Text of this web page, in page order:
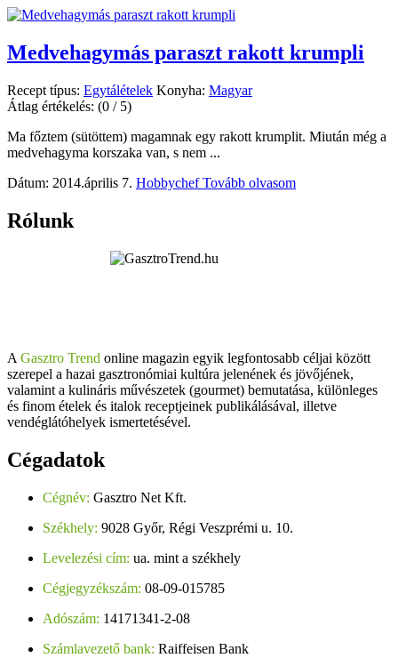
Medvehagymás paraszt rakott krumpli
Recept típus: Egytálételek Konyha: Magyar
Átlag értékelés: (0 / 5)
Ma főztem (sütöttem) magamnak egy rakott krumplit. Miután még a
medvehagyma korszaka van, s nem ...
Dátum: 2014.április 7. HobbychefTovább olvasom
Rólunk
A Gasztro Trend online magazin egyik legfontosabb céljai között
szerepel a hazai gasztronómiai kultúra jelenének és jövőjének,
valamint a kulináris művészetek (gourmet) bemutatása, különleges
és finom ételek és italok receptjeinek publikálásával, illetve
vendéglátóhelyek ismertetésével.
Cégadatok
Cégnév: Gasztro Net Kft.
Székhely: 9028 Győr, Régi Veszprémi u. 10.
Levelezési cím: ua. mint a székhely
Cégjegyzékszám: 08-09-015785
Adószám: 14171341-2-08
Számlavezető bank: Raiffeisen Bank